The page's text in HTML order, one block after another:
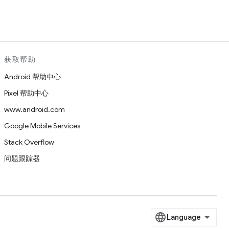
获取帮助
Android 帮助中心
Pixel 帮助中心
www.android.com
Google Mobile Services
Stack Overflow
问题跟踪器